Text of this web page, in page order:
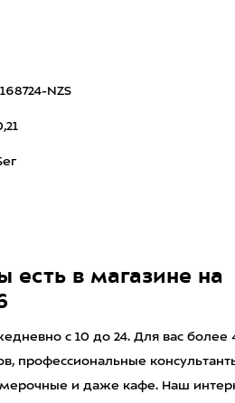
NZS
есть в магазине на
с 10 до 24. Для вас более
профессиональные
и даже кафе. Наш